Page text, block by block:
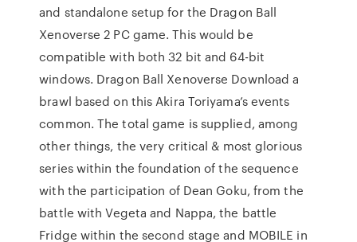
and standalone setup for the Dragon Ball
Xenoverse 2 PC game. This would be
compatible with both 32 bit and 64-bit
windows. Dragon Ball Xenoverse Download a
brawl based on this Akira Toriyama’s events
common. The total game is supplied, among
other things, the very critical & most glorious
series within the foundation of the sequence
with the participation of Dean Goku, from the
battle with Vegeta and Nappa, the battle
Fridge within the second stage and MOBILE in